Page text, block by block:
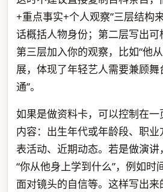
+重点事实+个人观察”三层结构
话概括人物身份；第二层写出可
第三层加入你的观察，比如“他
展，体现了年轻艺人需要兼顾
通”。
如果是做资料卡，可以控制在
内容：出生年代或年龄段、职
表活动、近期动态。若是做演
“你从他身上学到什么”，例如时
面对镜头的自信等。这样写出